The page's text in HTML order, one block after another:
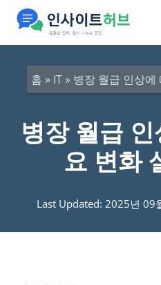
홈 » IT» 병장 월급 인상에
병장 월급
요 변화
Last Updated: 2025년 09